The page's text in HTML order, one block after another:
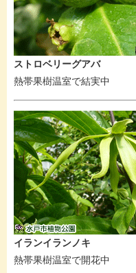
ストロベリーグアバ
熱帯果樹温室で結実中
イランイランノキ
熱帯果樹温室で開花中